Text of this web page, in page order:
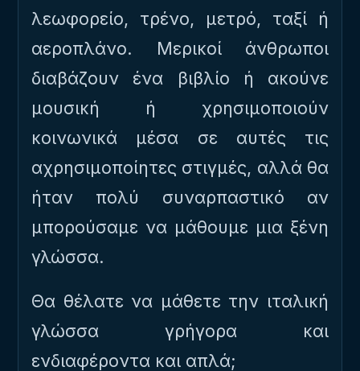
λεωφορείο, τρένο, μετρό, ταξί ή
αεροπλάνο. Μερικοί άνθρωποι
διαβάζουν ένα βιβλίο ή ακούνε
μουσική ή χρησιμοποιούν
κοινωνικά μέσα σε αυτές τις
αχρησιμοποίητες στιγμές, αλλά θα
ήταν πολύ συναρπαστικό αν
μπορούσαμε να μάθουμε μια ξένη
γλώσσα.
Θα θέλατε να μάθετε την ιταλική
γλώσσα γρήγορα και
ενδιαφέροντα και απλά;